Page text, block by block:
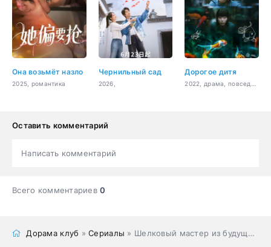
Она возьмёт назло
2025, романтика
Чернильный сад
2026,
Дорогое дитя
Оставить комментарий
Написать комментарий
Всего комментариев0
Дорама клуб »Сериалы » Шелковый мастер из будущего